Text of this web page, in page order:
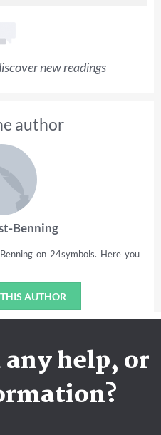
new readings
author
Benning
on 24symbols. Here you
AUTHOR
any help, or